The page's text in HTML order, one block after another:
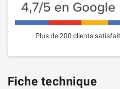
Plus de 200 clients
Fiche technique